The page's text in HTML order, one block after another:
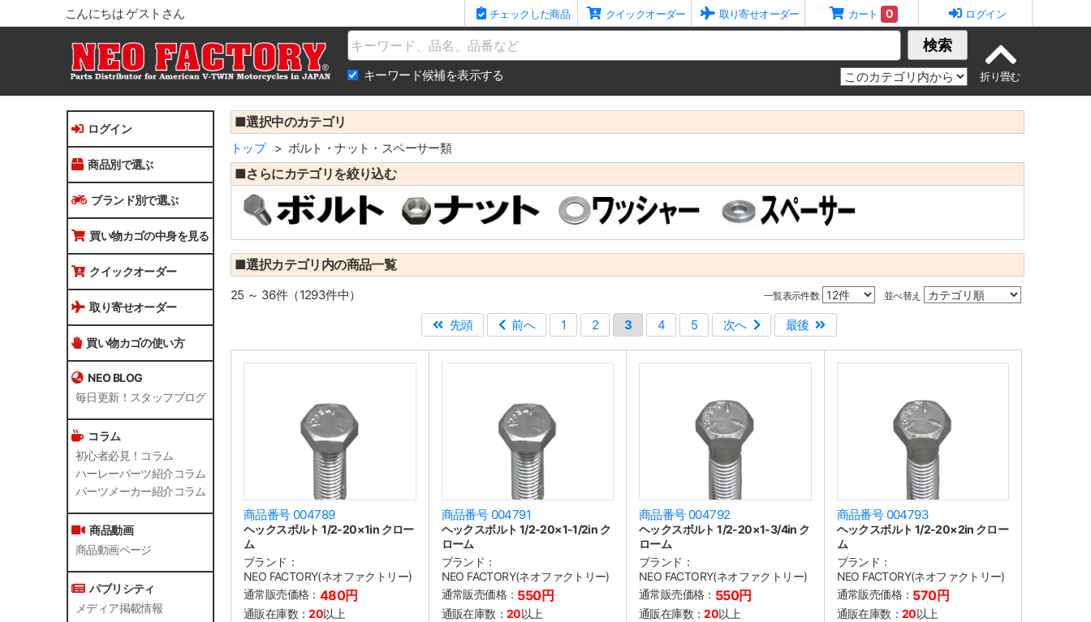
こんにちは ゲストさん チェックした商品 クイックオーダー 取り寄せオーダー カート 0 ログイン
Name 検索
キーワード候補を表示する
ログイン
商品別で選ぶ
ブランド別で選ぶ
買い物カゴの中身を見る
クイックオーダー
取り寄せオーダー
買い物カゴの使い方
NEO BLOG
毎日更新！スタッフブログ
コラム
初心者必見！コラム
ハーレーパーツ紹介コラム
パーツメーカー紹介コラム
商品動画
商品動画ページ
パブリシティ
メディア掲載情報
■選択中のカテゴリ
トップ ボルト・ナット・スペーサー類
■さらにカテゴリを絞り込む
■選択カテゴリ内の商品一覧
一覧表示件数 並べ替え
25 ～ 36件（1293件中）
先頭
前へ 1 2 3 4 5 次へ 最後
商品番号 004789
ヘックスボルト 1/2-20×1in クロー
ム
ブランド：
NEO FACTORY(ネオファクトリー)
通常販売価格： 480円
通販在庫数：20以上
商品番号 004791
ヘックスボルト 1/2-20×1-1/2in ク
ローム
ブランド：
NEO FACTORY(ネオファクトリー)
通常販売価格： 550円
通販在庫数： 20以上
商品番号 004792
ヘックスボルト 1/2-20×1-3/4in ク
ローム
ブランド：
NEO FACTORY(ネオファクトリー)
通常販売価格： 550円
通販在庫数：20以上
商品番号 004793
ヘックスボルト 1/2-20×2in クロー
ム
ブランド：
NEO FACTORY(ネオファクトリー)
通常販売価格： 570円
通販在庫数： 20以上